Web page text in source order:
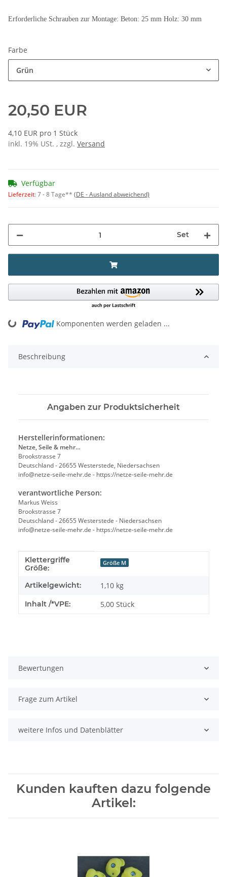
Erforderliche Schrauben zur Montage: Beton: 25 mm Holz: 30 mm
Farbe
Grün
20,50 EUR
4,10 EUR pro 1 Stück
inkl. 19% USt. , zzgl. Versand
Verfügbar
Lieferzeit:7 - 8 Tage** (DE - Ausland abweichend)
Set
Komponenten werden geladen ...
Beschreibung
Angaben zur Produktsicherheit
Herstellerinformationen:
Netze, Seile & mehr…
Brookstrasse 7
Deutschland - 26655 Westerstede, Niedersachsen
info@netze-seile-mehr.de - https://netze-seile-mehr.de
verantwortliche Person:
Markus Weiss
Brookstrasse 7
Deutschland - 26655 Westerstede - Niedersachsen
info@netze-seile-mehr.de - https://netze-seile-mehr.de
Produkteigenschaft
Wert
Klettergriffe
Größe:
Größe M
Artikelgewicht: 1,10 kg
Inhalt /*VPE: 5,00 Stück
Bewertungen
Frage zum Artikel
weitere Infos und Datenblätter
Kunden kauften dazu folgende
Artikel: